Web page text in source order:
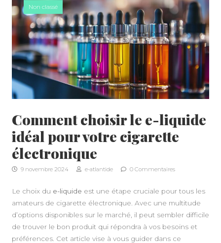
Non classé
Comment choisir le e-liquide
idéal pour votre cigarette
électronique
9 novembre 2024 e-atlantide 0 Commentaires
Le choix du e-liquide est une étape cruciale pour tous les
amateurs de cigarette électronique. Avec une multitude
d’options disponibles sur le marché, il peut sembler difficile
de trouver le bon produit qui répondra à vos besoins et
préférences. Cet article vise à vous guider dans ce